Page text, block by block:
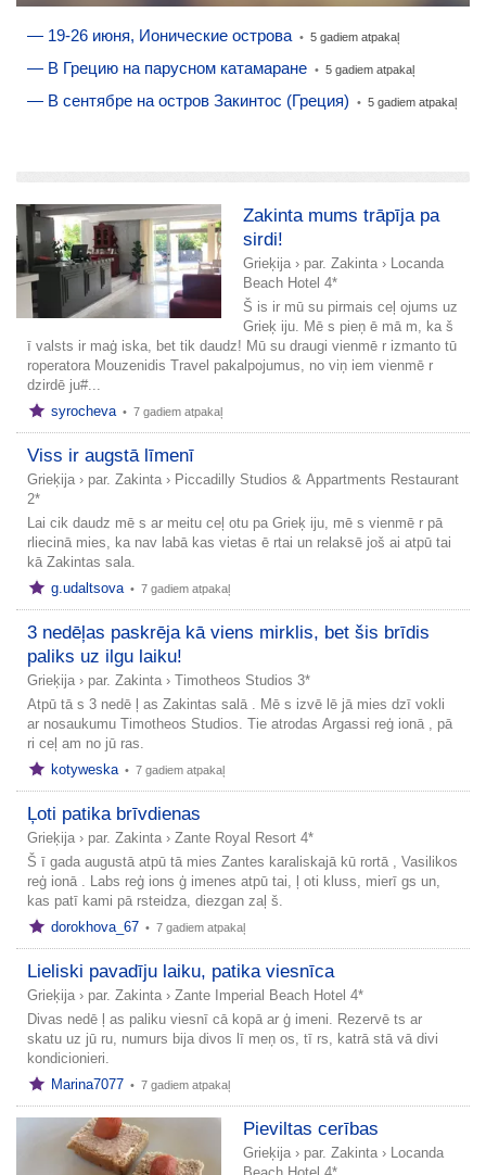
— 19-26 июня, Ионические острова • 5 gadiem atpakaļ
— В Грецию на парусном катамаране • 5 gadiem atpakaļ
— В сентябре на остров Закинтос (Греция) • 5 gadiem atpakaļ
Zakinta mums trāpīja pa
sirdi!
Grieķija › par. Zakinta ›
Locanda
Beach Hotel 4*
Š is ir mū su pirmais ceļ ojums uz
Grieķ iju. Mē s pieņ ē mā m, ka š
ī valsts ir maģ iska, bet tik daudz! Mū su draugi vienmē r izmanto tū
roperatora Mouzenidis Travel pakalpojumus, no viņ iem vienmē r
dzirdē ju#...
syrocheva • 7 gadiem atpakaļ
Viss ir augstā līmenī
Grieķija › par. Zakinta › Piccadilly Studios & Appartments Restaurant
2*
Lai cik daudz mē s ar meitu ceļ otu pa Grieķ iju, mē s vienmē r pā
rliecinā mies, ka nav labā kas vietas ē rtai un relaksē još ai atpū tai
kā Zakintas sala.
g.udaltsova • 7 gadiem atpakaļ
3 nedēļas paskrēja kā viens mirklis, bet šis brīdis
paliks uz ilgu laiku!
Grieķija › par. Zakinta › Timotheos Studios 3*
Atpū tā s 3 nedē ļ as Zakintas salā . Mē s izvē lē jā mies dzī vokli
ar nosaukumu Timotheos Studios. Tie atrodas Argassi reģ ionā , pā
ri ceļ am no jū ras.
kotyweska • 7 gadiem atpakaļ
Ļoti patika brīvdienas
Grieķija › par. Zakinta › Zante Royal Resort 4*
Š ī gada augustā atpū tā mies Zantes karaliskajā kū rortā , Vasilikos
reģ ionā . Labs reģ ions ģ imenes atpū tai, ļ oti kluss, mierī gs un,
kas patī kami pā rsteidza, diezgan zaļ š.
dorokhova_67 • 7 gadiem atpakaļ
Lieliski pavadīju laiku, patika viesnīca
Grieķija › par. Zakinta › Zante Imperial Beach Hotel 4*
Divas nedē ļ as paliku viesnī cā kopā ar ģ imeni. Rezervē ts ar
skatu uz jū ru, numurs bija divos lī meņ os, tī rs, katrā stā vā divi
kondicionieri.
Marina7077 • 7 gadiem atpakaļ
Pieviltas cerības
Grieķija › par. Zakinta ›
Locanda